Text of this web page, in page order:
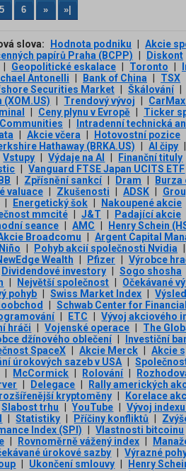
5 6 » »|
slova: Hodnota podniku
Akcie
papírů Praha (BCPP)
Diskont
Geopolitické eskalace Toronto
Antonelli Bank of China
TSX
Securities Market Škálování
(XOM.US) Trendový vývoj
Ceny plynu v Evropě
Ticker
Intradenní technická
Akcie včera
Hotovostní pozice
Hathaway (BRKA.US) AI čipy
Vstupy Výdaje na AI
Finanční tituly
Vanguard FTSE Japan UCITS ETF
Zpřísnění sankcí Dram
Burza
valuace Zkušenosti ADSK
Energetický šok
Nakoupené akcie
mmcité J&T
Padající akcie
seance AMC
Henry Schein
Broadcomu
Argent Capital
Pohyb akcií společnosti Nvidia
Wealth Pfizer
Výrobce
Dividendové investory
Sogo shosha
Největší společnost
Očekávané
pohyb Swiss Market Index
Schwab Center for
ETC
Vývoj akciového
hráči
Vojenské operace
The
džínového oblečení
Investiční
SpaceX
Akcie Merck
Akcie
úrokových sazeb v USA
McCormick Rolování
Delegace
Rally amerických
kryptoměny
Korelace
Slabost trhu YouTube
Vývoj
Statistiky Příčiny konfliktů
Index (SPI)
Vlastnosti bitcoinu
Rovnoměrně vážený index
úrokové sazby
Výrazné
Ukončení smlouvy
Henry